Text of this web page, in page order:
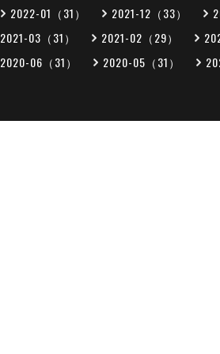
2022-01（31） 2021-12（33）
2021-03（31） 2021-02（29）
2020-06（31） 2020-05（31）